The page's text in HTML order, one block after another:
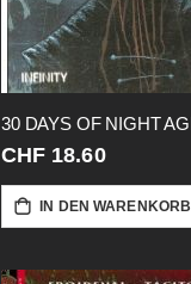
CHF 18.60
IN DEN WARENKORB